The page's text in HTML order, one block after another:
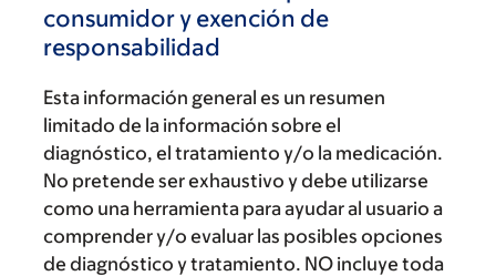
consumidor y exención de
responsabilidad
Esta información general es un resumen
limitado de la información sobre el
diagnóstico, el tratamiento y/o la medicación.
No pretende ser exhaustivo y debe utilizarse
como una herramienta para ayudar al usuario a
comprender y/o evaluar las posibles opciones
de diagnóstico y tratamiento. NO incluye toda